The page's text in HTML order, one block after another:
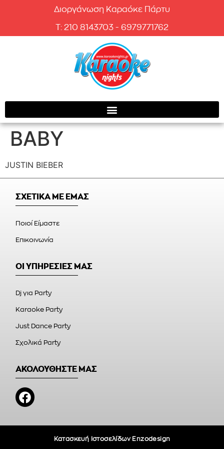
Διοργάνωση Καραόκε Πάρτυ
T: 210 8143703 - 6979771762
BABY
JUSTIN BIEBER
ΣΧΕΤΙΚΑ ΜΕ ΕΜΑΣ
Ποιοί Είμαστε
Επικοινωνία
ΟΙ ΥΠΗΡΕΣΙΕΣ ΜΑΣ
Dj για Party
Karaoke Party
Just Dance Party
Σχολικά Party
ΑΚΟΛΟΥΘΗΣΤΕ ΜΑΣ
Κατασκευή Ιστοσελίδων Enzodesign